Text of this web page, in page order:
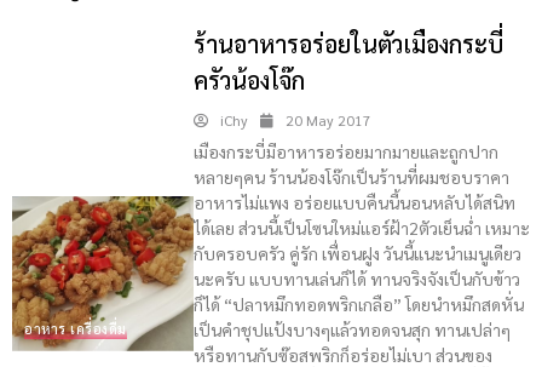
อาหาร เครื่องดื่ม
ร้านอาหารอร่อยในตัวเมืองกระบี่
ครัวน้องโจ๊ก
iChy 20 May 2017
เมืองกระบี่มีอาหารอร่อยมากมายและถูกปาก
หลายๆคน ร้านน้องโจ๊กเป็นร้านที่ผมชอบราคา
อาหารไม่แพง อร่อยแบบคืนนี้นอนหลับได้สนิท
ได้เลย ส่วนนี้เป็นโซนใหม่แอร์ฝ้า2ตัวเย็นฉ่ำ เหมาะ
กับครอบครัว คู่รัก เพื่อนฝูง วันนี้แนะนำเมนูเดียว
นะครับ แบบทานเล่นก็ได้ ทานจริงจังเป็นกับข้าว
ก็ได้ “ปลาหมึกทอดพริกเกลือ” โดยนำหมึกสดหั่น
เป็นคำชุปแป้งบางๆแล้วทอดจนสุก ทานเปล่าๆ
หรือทานกับซ๊อสพริกก็อร่อยไม่เบา ส่วนของ